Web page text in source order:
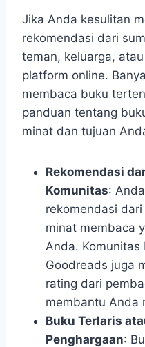
Jika Anda kesulitan
rekomendasi dari
teman, keluarga,
platform online.
membaca buku
panduan tentang
minat dan tujuan
Rekomendasi
Komunitas:
rekomendasi
minat membaca
Anda.
Goodreads juga
rating dari
membantu Anda
Buku Terlaris
Penghargaan: